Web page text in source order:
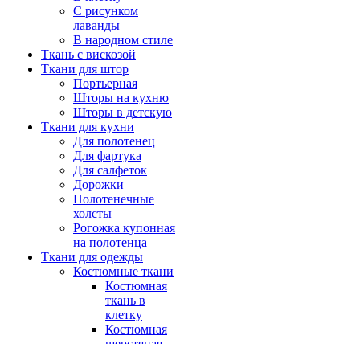
С рисунком
лаванды
В народном стиле
Ткань с вискозой
Ткани для штор
Портьерная
Шторы на кухню
Шторы в детскую
Ткани для кухни
Для полотенец
Для фартука
Для салфеток
Дорожки
Полотенечные
холсты
Рогожка купонная
на полотенца
Ткани для одежды
Костюмные ткани
Костюмная
ткань в
клетку
Костюмная